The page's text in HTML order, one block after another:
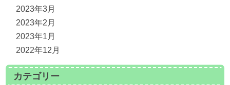
2023年3月
2023年2月
2023年1月
2022年12月
カテゴリー